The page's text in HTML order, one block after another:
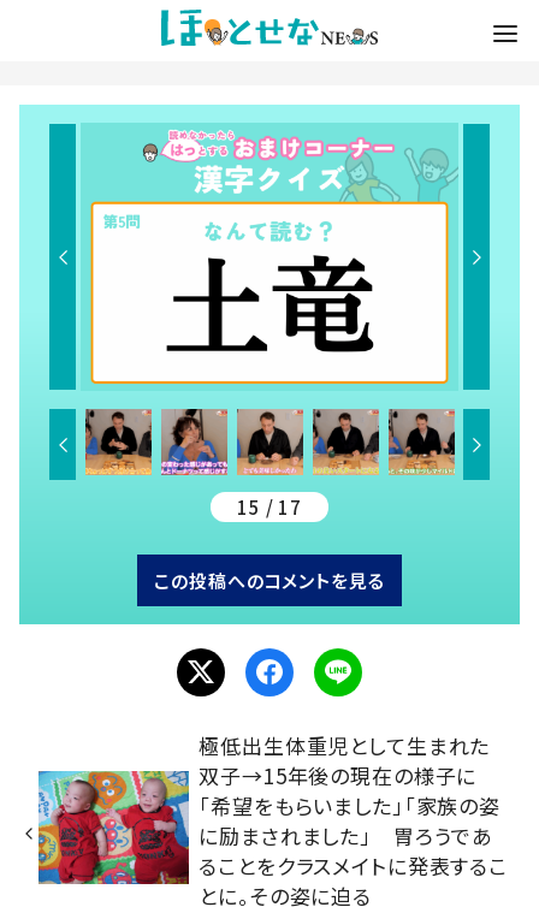
15 / 17
この投稿へのコメントを見る
極低出生体重児として生まれた
双子→15年後の現在の様子に
「希望をもらいました」「家族の姿
に励まされました」 胃ろうであ
ることをクラスメイトに発表するこ
とに。その姿に迫る